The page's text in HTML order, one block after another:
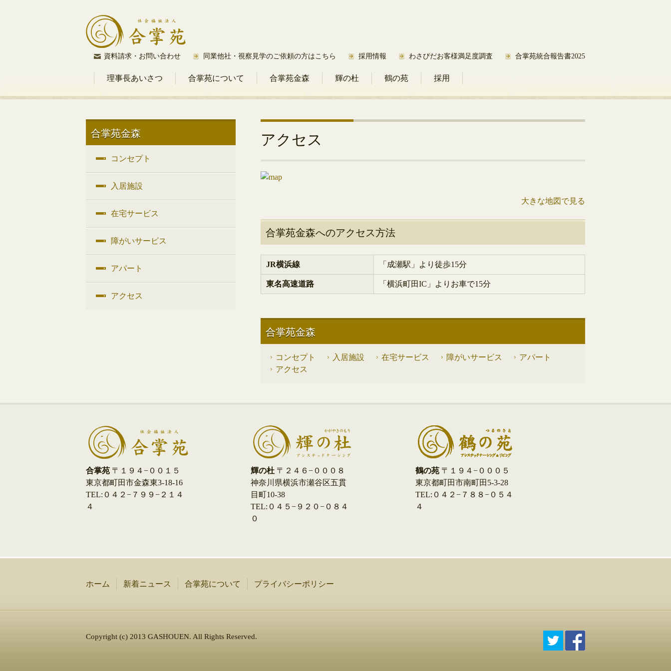
コ
ス
キ
資料請求・お問い合わせ 同業他社・視察見学のご依頼の方はこちら 採用情報 わさびだお客様満足度調査 合掌苑統合報告書2025
理事長あいさつ 合掌苑について 合掌苑金森 輝の杜 鶴の苑 採用
アクセス
大きな地図で見る
合掌苑金森へのアクセス方法
JR横浜線 「成瀬駅」より徒歩15分
東名高速道路 「横浜町田IC」よりお車で15分
合掌苑金森
コンセプト 入居施設 在宅サービス 障がいサービス
アパート
アクセス
合掌苑金森
コンセプト
入居施設
在宅サービス
障がいサービス
アパート
アクセス
合掌苑 〒１９４−００１５
東京都町田市金森東3-18-16
TEL:０４２−７９９−２１４
４
輝の杜 〒２４６−０００８
神奈川県横浜市瀬谷区五貫
目町10-38
TEL:０４５−９２０−０８４
０
鶴の苑 〒１９４−０００５
東京都町田市南町田5-3-28
TEL:０４２−７８８−０５４
４
ホーム 新着ニュース 合掌苑について プライバシーポリシー
Copyright (c) 2013 GASHOUEN. All Rights Reserved.